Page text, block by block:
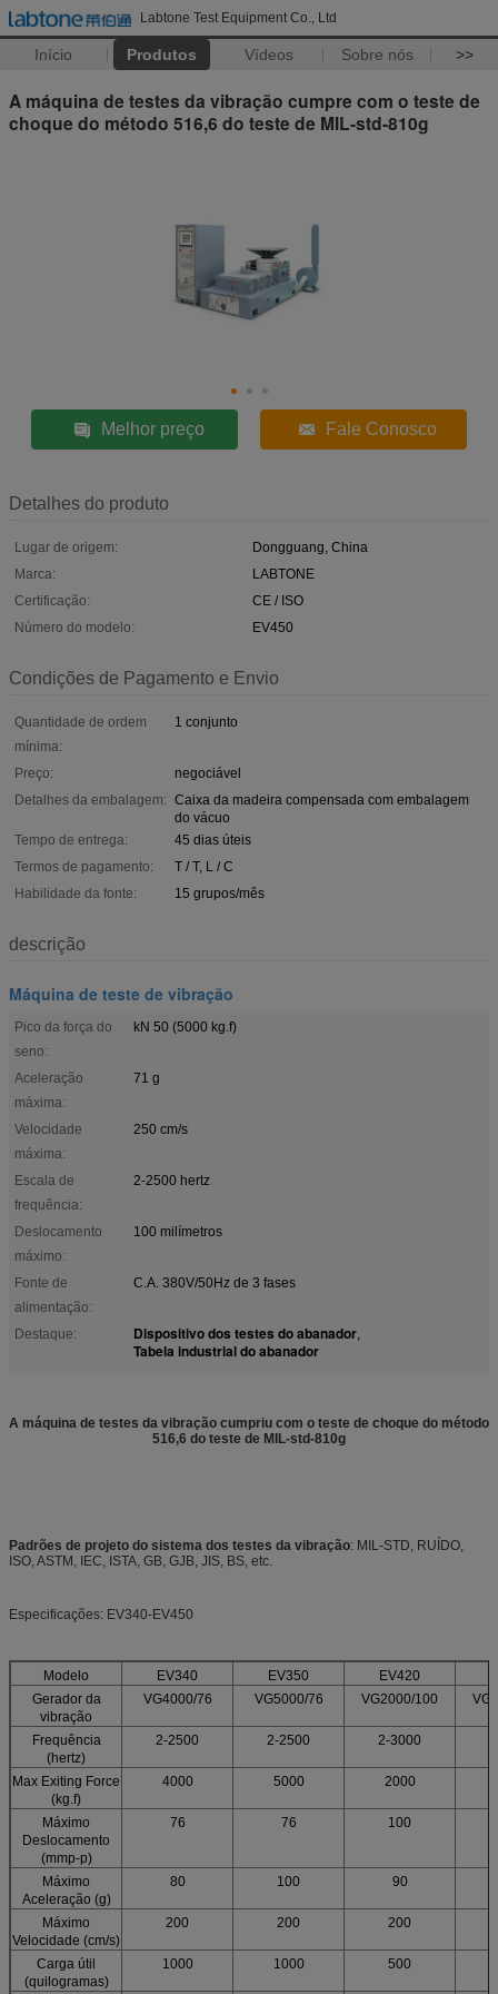
Labtone Test Equipment Co., Ltd
Início Produtos Vídeos Sobre nós >>
A máquina de testes da vibração cumpre com o teste de
choque do método 516,6 do teste de MIL-std-810g
Melhor preço Fale Conosco
Detalhes do produto
Lugar de origem:
Dongguang, China
Marca:
LABTONE
Certificação:
CE / ISO
Número do modelo:
EV450
Condições de Pagamento e Envio
Quantidade de ordem
mínima:
1 conjunto
Preço:
negociável
Detalhes da embalagem: Caixa da madeira compensada com embalagem
do vácuo
Tempo de entrega:
45 dias úteis
Termos de pagamento:
T / T, L / C
Habilidade da fonte:
15 grupos/mês
descrição
Máquina de teste de vibração
Pico da força do
seno:
kN 50 (5000 kg.f)
Aceleração
máxima:
71 g
Velocidade
máxima:
250 cm/s
Escala de
frequência:
2-2500 hertz
Deslocamento
máximo:
100 milímetros
Fonte de
alimentação:
C.A. 380V/50Hz de 3 fases
Destaque: Dispositivo dos testes do abanador,
Tabela industrial do abanador
A máquina de testes da vibração cumpriu com o teste de choque do método
516,6 do teste de MIL-std-810g
Padrões de projeto do sistema dos testes da vibração: MIL-STD, RUÍDO,
ISO, ASTM, IEC, ISTA, GB, GJB, JIS, BS, etc.
Especificações: EV340-EV450
Modelo EV340 EV350 EV420
Gerador da
vibração
VG4000/76 VG5000/76 VG2000/100
Frequência
(hertz)
2-2500 2-2500 2-3000
Max Exiting Force
(kg.f)
4000 5000 2000
Máximo
Deslocamento
(mmp-p)
76 76 100
Máximo
Aceleração (g)
80 100 90
Máximo
Velocidade (cm/s)
200 200 200
Carga útil
(quilogramas)
1000 1000 500